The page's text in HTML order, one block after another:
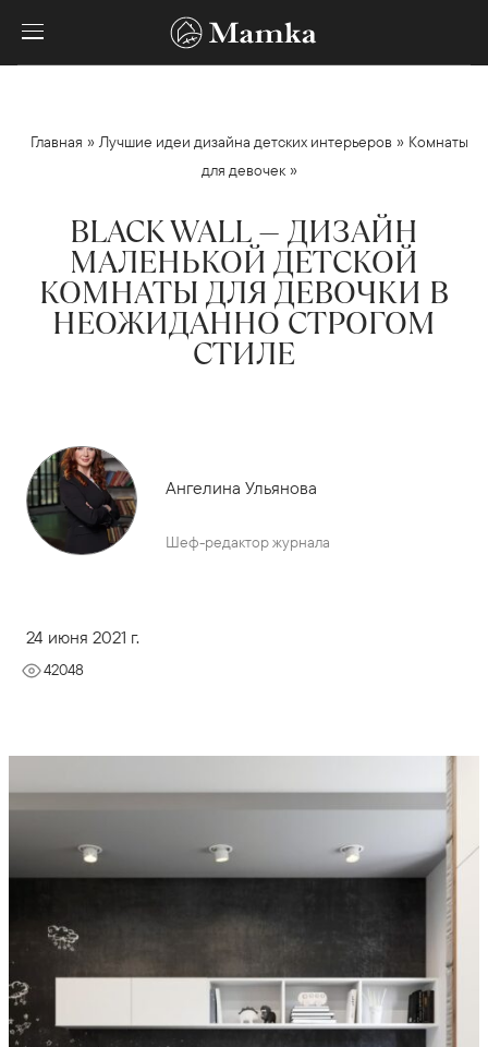
Главная »Лучшие идеи дизайна детских интерьеров » Комнаты
для девочек »
BLACK WALL — ДИЗАЙН
МАЛЕНЬКОЙ ДЕТСКОЙ
КОМНАТЫ ДЛЯ ДЕВОЧКИ В
НЕОЖИДАННО СТРОГОМ
СТИЛЕ
Ангелина Ульянова
Шеф-редактор журнала
24 июня 2021 г.
42048